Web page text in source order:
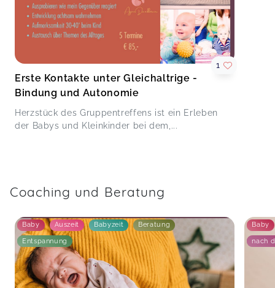
Erste Kontakte unter Gleichaltrige -
Bindung und Autonomie
Herzstück des Gruppentreffens ist ein Erleben
der Babys und Kleinkinder bei dem,...
1
Coaching und Beratung
Baby Auszeit Babyzeit Beratung
Entspannung
Baby
nach